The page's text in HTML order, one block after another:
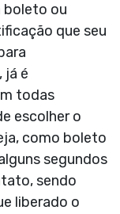
boleto ou
que seu
já é
todas
escolher o
como boleto
segundos
sendo
liberado o